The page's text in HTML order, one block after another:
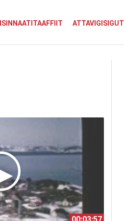
ATTAVIGISIGUT